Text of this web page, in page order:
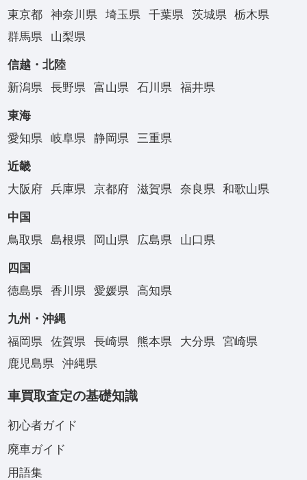
東京都
神奈川県 埼玉県 千葉県 茨城県
栃木県
群馬県
山梨県
信越・北陸
新潟県
長野県 富山県 石川県 福井県
東海
愛知県
岐阜県 静岡県 三重県
近畿
大阪府
兵庫県 京都府 滋賀県 奈良県 和歌山県
中国
鳥取県
島根県 岡山県 広島県 山口県
四国
徳島県
香川県 愛媛県 高知県
九州・沖縄
福岡県
佐賀県 長崎県 熊本県 大分県
宮崎県
鹿児島県
沖縄県
車買取査定の基礎知識
初心者ガイド
廃車ガイド
用語集